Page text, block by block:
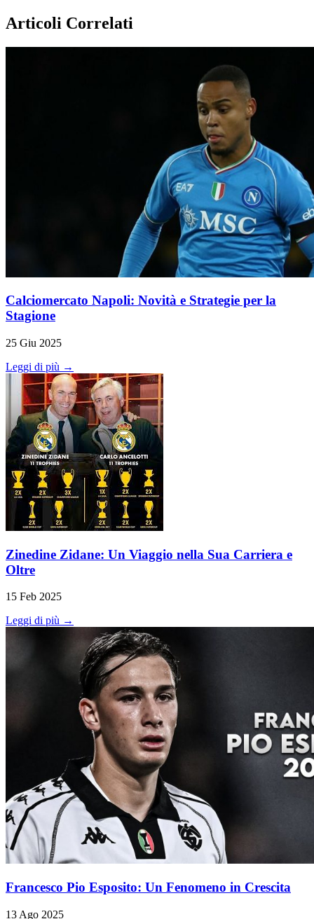
Articoli Correlati
Calciomercato Napoli: Novità e Strategie per la
Stagione
25 Giu 2025
Leggi di più →
Zinedine Zidane: Un Viaggio nella Sua Carriera e
Oltre
15 Feb 2025
Leggi di più →
Francesco Pio Esposito: Un Fenomeno in Crescita
13 Ago 2025